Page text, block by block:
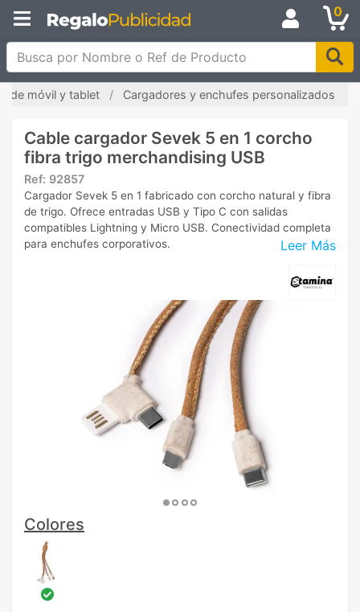
0
Busca por Nombre o Ref de Producto
de móvil y tablet Cargadores y enchufes personalizados
Cable cargador Sevek 5 en 1 corcho
fibra trigo merchandising USB
Ref: 92857
Leer Más
Cargador Sevek 5 en 1 fabricado con corcho natural y fibra
de trigo. Ofrece entradas USB y Tipo C con salidas
compatibles Lightning y Micro USB. Conectividad completa
para enchufes corporativos.
Colores